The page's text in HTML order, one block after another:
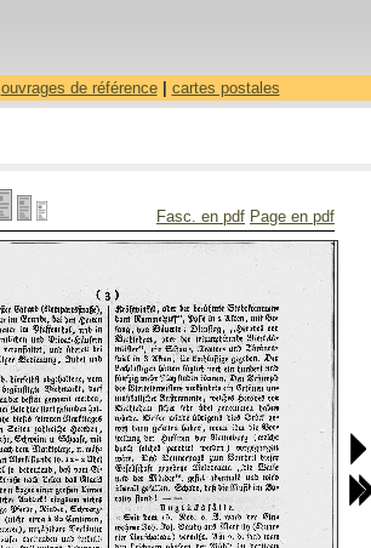
ouvrages de référence| cartes postales
Fasc. en pdf Page en pdf